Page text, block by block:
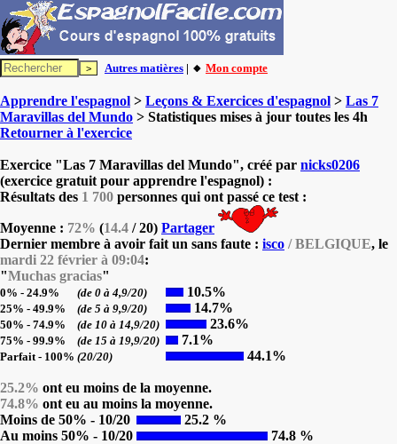
Autres matières | 🔸 Mon compte
Apprendre l'espagnol > Leçons & Exercices d'espagnol > Las 7
Maravillas del Mundo > Statistiques mises à jour toutes les 4h
Retourner à l'exercice
Exercice "Las 7 Maravillas del Mundo", créé par nicks0206
(exercice gratuit pour apprendre l'espagnol) :
Résultats des 1 700 personnes qui ont passé ce test :
Moyenne : 72% (14.4 / 20) Partager
Dernier membre à avoir fait un sans faute : isco / BELGIQUE, le
mardi 22 février à 09:04:
"Muchas gracias"
0% - 24.9% (de 0 à 4,9/20) 10.5%
25% - 49.9% (de 5 à 9,9/20) 14.7%
50% - 74.9% (de 10 à 14,9/20) 23.6%
75% - 99.9% (de 15 à 19,9/20) 7.1%
Parfait - 100% (20/20) 44.1%
25.2% ont eu moins de la moyenne.
74.8% ont eu au moins la moyenne.
Moins de 50% - 10/20
25.2 %
Au moins 50% - 10/20
74.8 %